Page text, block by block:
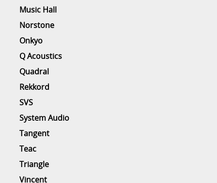
Music Hall
Norstone
Onkyo
Q Acoustics
Quadral
Rekkord
SVS
System Audio
Tangent
Teac
Triangle
Vincent